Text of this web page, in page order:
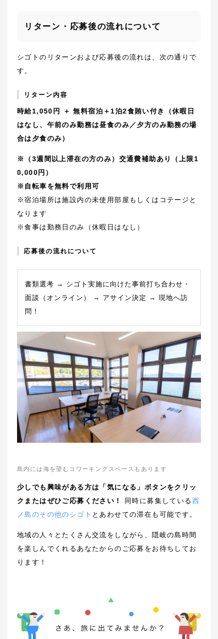
リターン・応募後の流れについて
シゴトのリターンおよび応募後の流れは、次の通りで
す。
リターン内容
時給1,050円 ＋ 無料宿泊＋1泊2食賄い付き（休暇日
はなし、午前のみ勤務は昼食のみ／夕方のみ勤務の場
合は夕食のみ）
※（3週間以上滞在の方のみ）交通費補助あり（上限1
0,000円）
※自転車を無料で利用可
※宿泊場所は施設内の未使用部屋もしくはコテージと
なります
※食事は勤務日のみ（休暇日はなし）
応募後の流れについて
書類選考 → シゴト実施に向けた事前打ち合わせ・
面談（オンライン） → アサイン決定 → 現地へ訪
問！
島内には海を望むコワーキングスペースもあります
少しでも興味がある方は「気になる」ボタンをクリッ
クまたはぜひご応募ください！
同時に募集している西
ノ島のその他のシゴト とあわせての滞在も可能です。
地域の人々とたくさん交流をしながら、隠岐の島時間
を楽しんでくれるあなたからのご応募をお待ちしてお
ります！